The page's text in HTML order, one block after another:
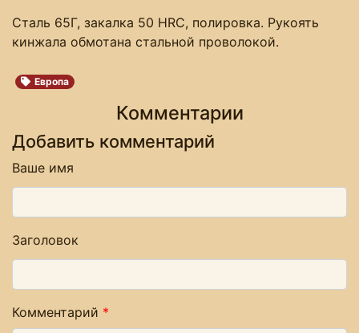
Сталь 65Г, закалка 50 HRC, полировка. Рукоять
кинжала обмотана стальной проволокой.
Европа
Комментарии
Добавить комментарий
Ваше имя
Заголовок
Комментарий *